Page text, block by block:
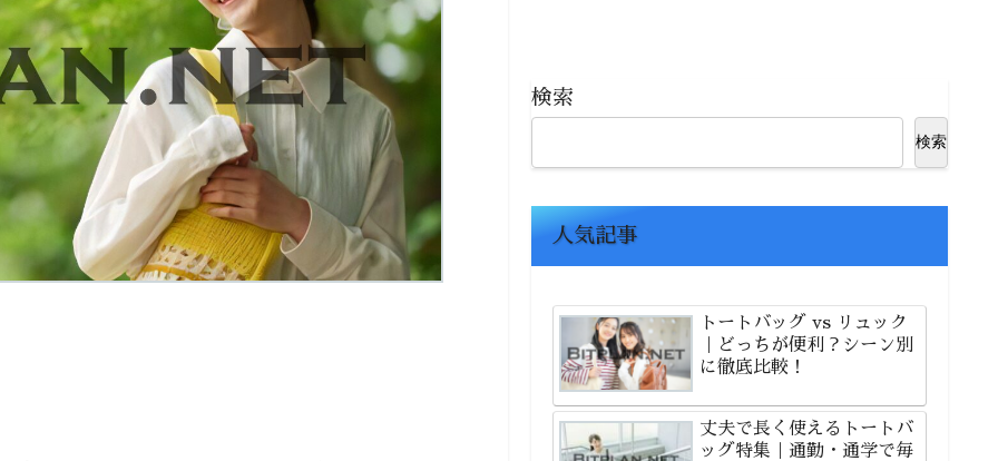
検索
検索
人気記事
トートバッグ vs リュック
｜どっちが便利？シーン別
に徹底比較！
丈夫で長く使えるトートバ
ッグ特集｜通勤・通学で毎